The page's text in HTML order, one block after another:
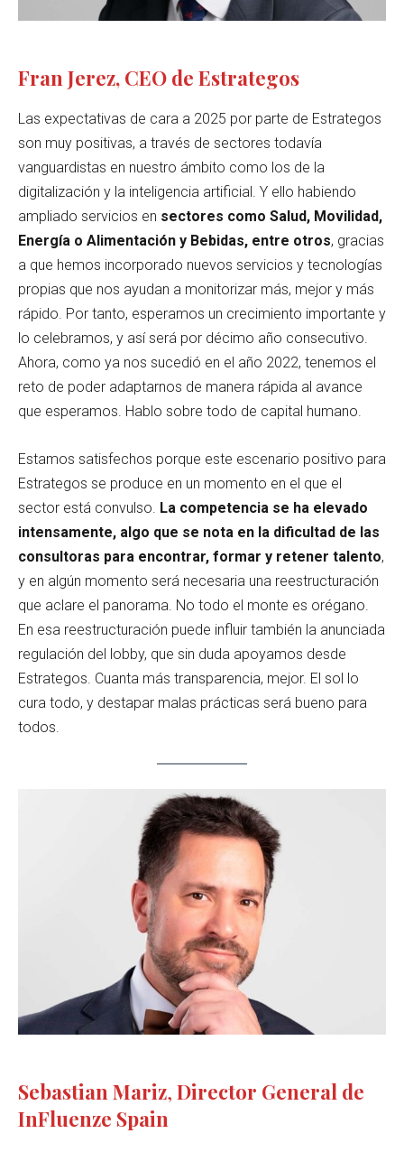
Fran Jerez, CEO de Estrategos
Las expectativas de cara a 2025 por parte de Estrategos
son muy positivas, a través de sectores todavía
vanguardistas en nuestro ámbito como los de la
digitalización y la inteligencia artificial. Y ello habiendo
ampliado servicios en sectores como Salud, Movilidad,
Energía o Alimentación y Bebidas, entre otros, gracias
a que hemos incorporado nuevos servicios y tecnologías
propias que nos ayudan a monitorizar más, mejor y más
rápido. Por tanto, esperamos un crecimiento importante y
lo celebramos, y así será por décimo año consecutivo.
Ahora, como ya nos sucedió en el año 2022, tenemos el
reto de poder adaptarnos de manera rápida al avance
que esperamos. Hablo sobre todo de capital humano.
Estamos satisfechos porque este escenario positivo para
Estrategos se produce en un momento en el que el
sector está convulso. La competencia se ha elevado
intensamente, algo que se nota en la dificultad de las
consultoras para encontrar, formar y retener talento,
y en algún momento será necesaria una reestructuración
que aclare el panorama. No todo el monte es orégano.
En esa reestructuración puede influir también la anunciada
regulación del lobby, que sin duda apoyamos desde
Estrategos. Cuanta más transparencia, mejor. El sol lo
cura todo, y destapar malas prácticas será bueno para
todos.
Sebastian Mariz, Director General de
InFluenze Spain